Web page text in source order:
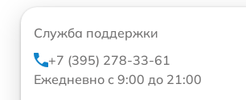
Служба поддержки
+7 (395) 278-33-61
Ежедневно с 9:00 до 21:00